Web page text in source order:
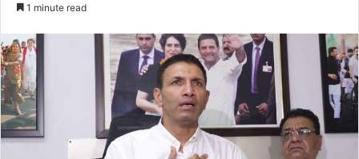
1 minute read